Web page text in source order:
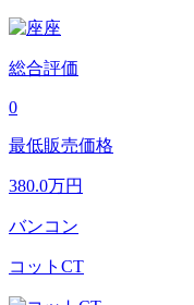
総合評価
0
最低販売価格
380.0万円
バンコン
コットCT